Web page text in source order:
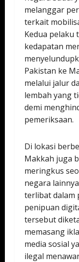
melanggar
terkait
Kedua pelaku
kedapatan
Pakistan ke
melalui jalur
lembah yang
demi
pemeriksaan.
Di lokasi
Makkah juga
meringkus
negara
terlibat dalam
penipuan
tersebut
memasang
media sosial
ilegal